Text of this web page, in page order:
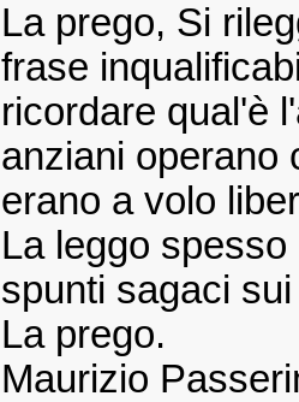
La prego, Si
frase
ricordare qual'è
anziani operano
erano a volo
La leggo
spunti sagaci
La prego.
Maurizio